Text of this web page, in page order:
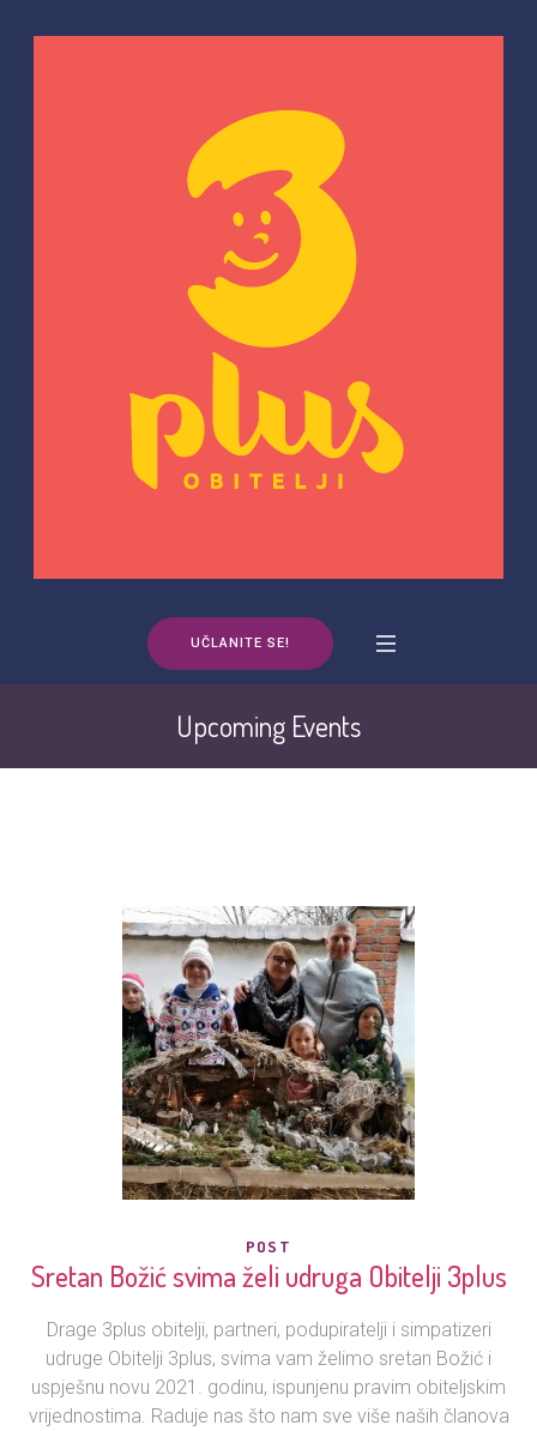
UČLANITE SE!
Upcoming Events
POST
Sretan Božić svima želi udruga Obitelji 3plus
Drage 3plus obitelji, partneri, podupiratelji i simpatizeri
udruge Obitelji 3plus, svima vam želimo sretan Božić i
uspješnu novu 2021. godinu, ispunjenu pravim obiteljskim
vrijednostima. Raduje nas što nam sve više naših članova